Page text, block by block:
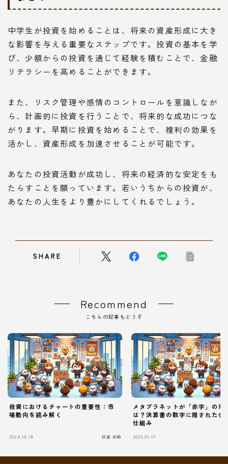
Follow Me
中学生が投資を始めることは、将来の資産形成に大き
な影響を与える重要なステップです。投資の基本を学
び、少額からの投資を通じて経験を積むことで、金融
リテラシーを高めることができます。
また、リスク管理や感情のコントロールを意識しなが
ら、計画的に投資を行うことで、将来的な成功につな
がります。早期に投資を始めることで、複利の効果を
活かし、資産形成を加速させることが可能です。
あなたの投資活動が成功し、将来の経済的な安定をも
たらすことを願っています。若いうちからの投資が、
あなたの人生をより豊かにしてくれるでしょう。
SHARE
Recommend
こちらの記事もどうぞ
投資におけるチャートの重要性：市
場動向を読み解く
2024.10.19 投資 攻略
メタプラネットが「赤字」の理
は？決算書の数字に隠された会
仕組み
2025.07.07